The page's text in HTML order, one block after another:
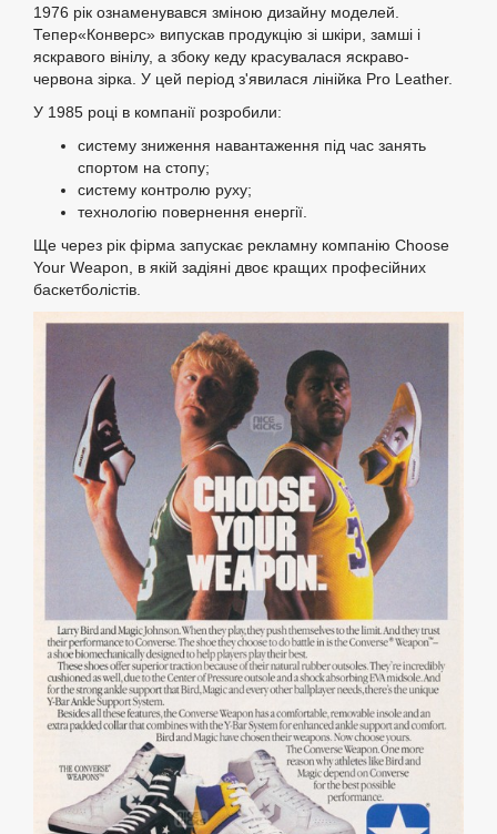
1976 рік ознаменувався зміною дизайну моделей.
Тепер«Конверс» випускав продукцію зі шкіри, замші і
яскравого вінілу, а збоку кеду красувалася яскраво-
червона зірка. У цей період з'явилася лінійка Pro Leather.
У 1985 році в компанії розробили:
систему зниження навантаження під час занять
спортом на стопу;
систему контролю руху;
технологію повернення енергії.
Ще через рік фірма запускає рекламну компанію Choose
Your Weapon, в якій задіяні двоє кращих професійних
баскетболістів.